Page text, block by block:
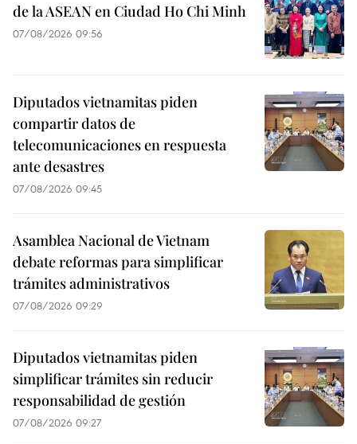
de la ASEAN en Ciudad Ho Chi Minh
07/08/2026 09:56
Diputados vietnamitas piden
compartir datos de
telecomunicaciones en respuesta
ante desastres
07/08/2026 09:45
Asamblea Nacional de Vietnam
debate reformas para simplificar
trámites administrativos
07/08/2026 09:29
Diputados vietnamitas piden
simplificar trámites sin reducir
responsabilidad de gestión
07/08/2026 09:27